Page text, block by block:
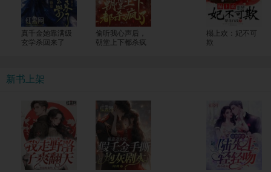
真千金她靠满级
玄学杀回来了
偷听我心声后，
朝堂上下都杀疯
榻上欢：妃不可
欺
新书上架